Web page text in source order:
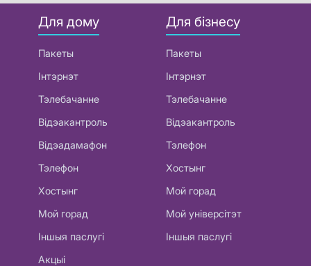
Для дому
Пакеты
Інтэрнэт
Тэлебачанне
Відэакантроль
Відэадамафон
Тэлефон
Хостынг
Мой горад
Іншыя паслугі
Акцыі
Для бізнесу
Пакеты
Інтэрнэт
Тэлебачанне
Відэакантроль
Тэлефон
Хостынг
Мой горад
Мой універсітэт
Іншыя паслугі